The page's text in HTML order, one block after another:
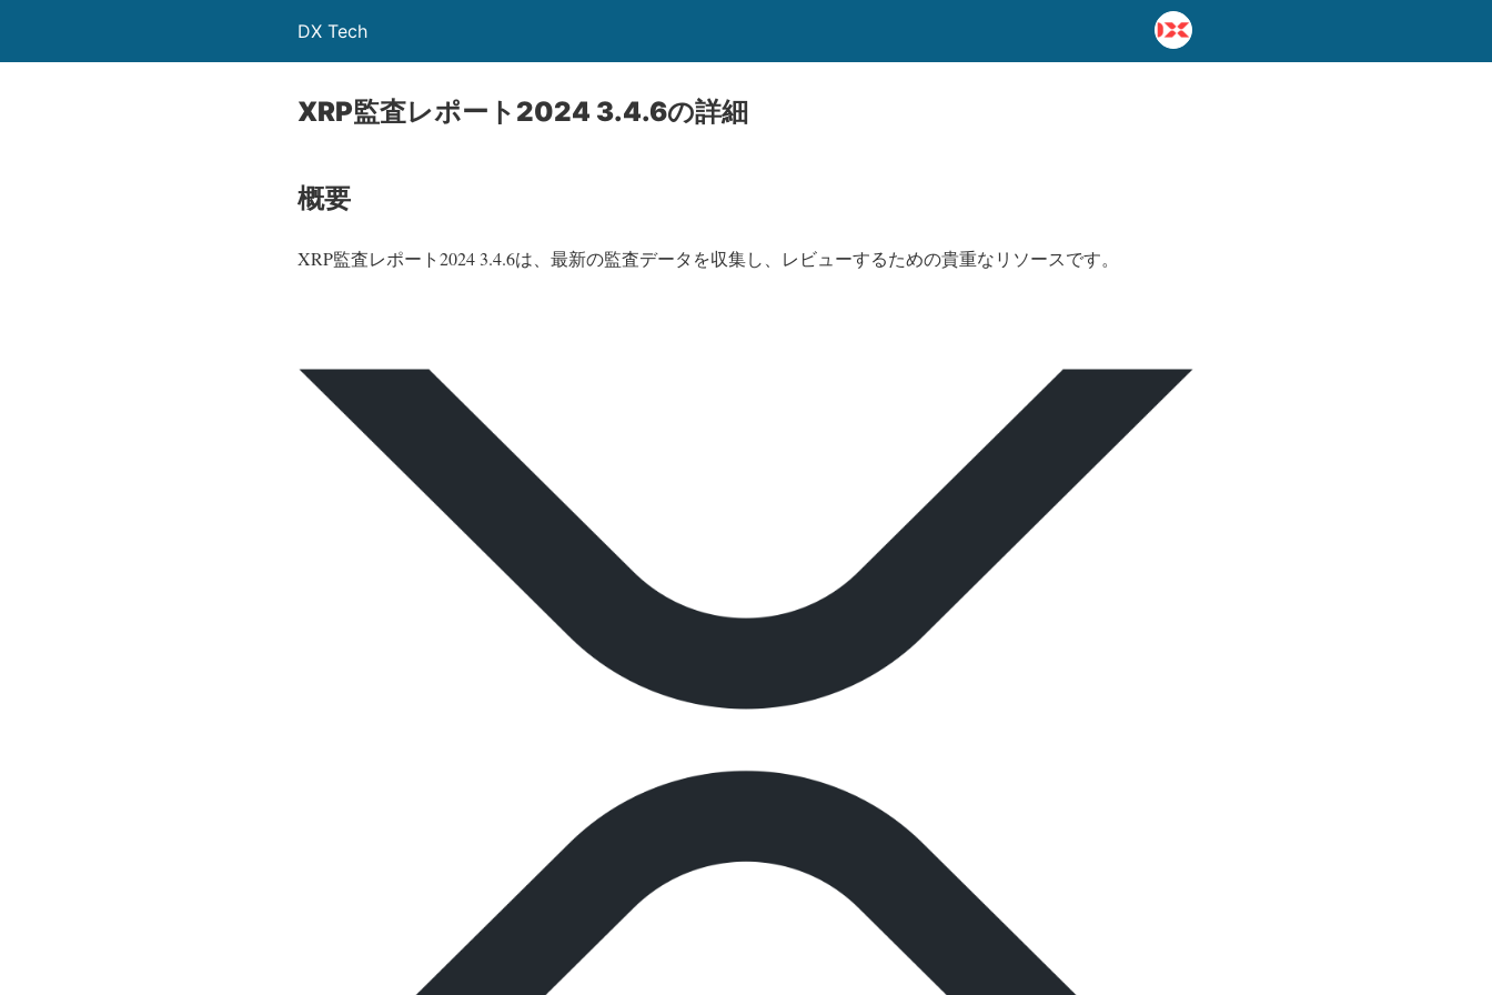
DX Tech
XRP監査レポート2024 3.4.6の詳細
概要
XRP監査レポート2024 3.4.6は、最新の監査データを収集し、レビューするための貴重なリソースです。